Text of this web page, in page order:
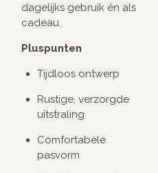
dagelijks gebruik én als
cadeau.
Pluspunten
Tijdloos ontwerp
Rustige, verzorgde
uitstraling
Comfortabele
pasvorm